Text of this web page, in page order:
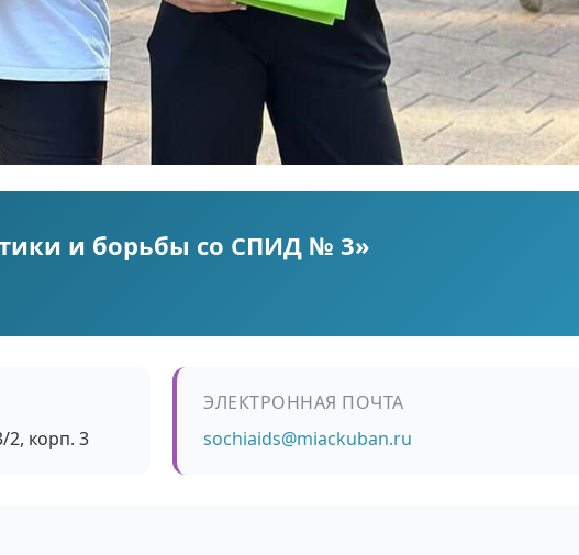
и борьбы со СПИД № 3»
2, корп. 3
ЭЛЕКТРОННАЯ ПОЧТА
sochiaids@miackuban.ru